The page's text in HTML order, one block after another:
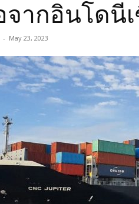
จากอินโดนี
- May 23, 2023